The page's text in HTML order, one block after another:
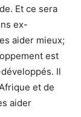
Et ce sera
ex-
aider mieux;
est
Il
et de
aider